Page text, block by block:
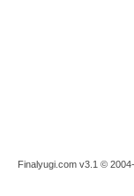
Finalyugi.com v3.1 ©